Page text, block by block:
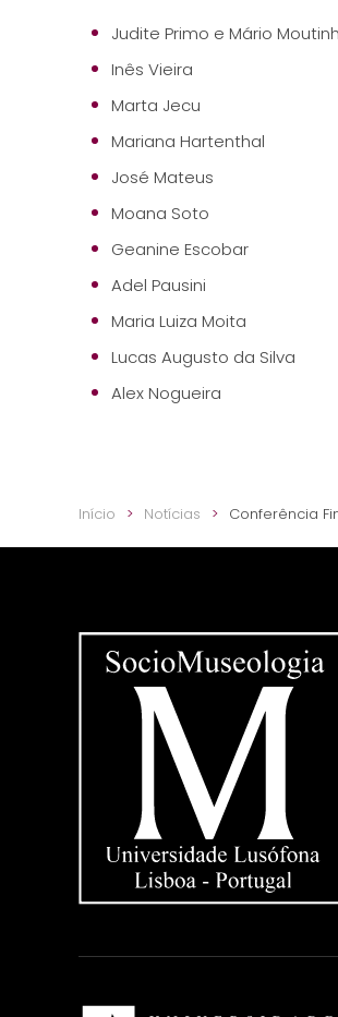
Judite Primo e Mário
Inês Vieira
Marta Jecu
Mariana Hartenthal
José Mateus
Moana Soto
Geanine Escobar
Adel Pausini
Maria Luiza Moita
Lucas Augusto da Silva
Alex Nogueira
Início Notícias Conferência